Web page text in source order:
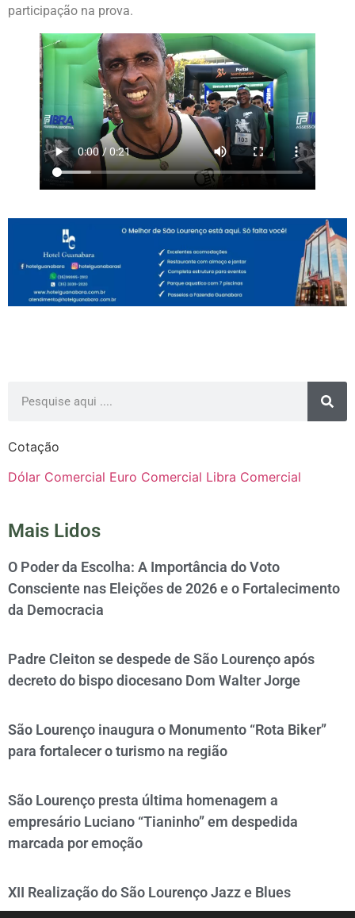
participação na prova.
Cotação
Dólar Comercial Euro Comercial Libra Comercial
Mais Lidos
O Poder da Escolha: A Importância do Voto
Consciente nas Eleições de 2026 e o Fortalecimento
da Democracia
Padre Cleiton se despede de São Lourenço após
decreto do bispo diocesano Dom Walter Jorge
São Lourenço inaugura o Monumento “Rota Biker”
para fortalecer o turismo na região
São Lourenço presta última homenagem a
empresário Luciano “Tianinho” em despedida
marcada por emoção
XII Realização do São Lourenço Jazz e Blues